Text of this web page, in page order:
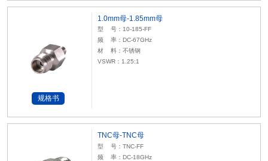
规格书
1.0mm母-1.85mm母
型 号：10-185-FF
频 率：DC-67GHz
材 料：不锈钢
VSWR：1.25:1
TNC母-TNC母
型 号：TNC-FF
频 率：DC-18GHz